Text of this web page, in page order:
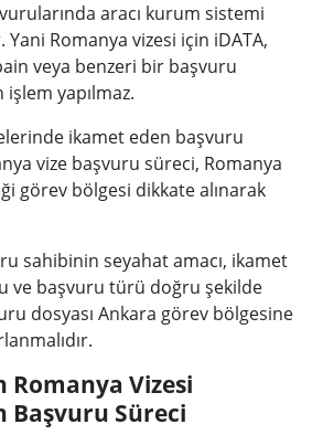
aracı kurum sistemi
Romanya vizesi için iDATA,
veya benzeri bir başvuru
yapılmaz.
ikamet eden başvuru
vize başvuru süreci, Romanya
görev bölgesi dikkate alınarak
sahibinin seyahat amacı, ikamet
ve başvuru türü doğru şekilde
dosyası Ankara görev bölgesine
Vizesi
Başvuru Süreci